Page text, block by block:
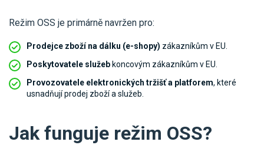
Režim OSS je primárně navržen pro:
Prodejce zboží na dálku (e-shopy) zákazníkům v EU.
Poskytovatele služeb koncovým zákazníkům v EU.
Provozovatele elektronických tržišť a platforem, které
usnadňují prodej zboží a služeb.
Jak funguje režim OSS?